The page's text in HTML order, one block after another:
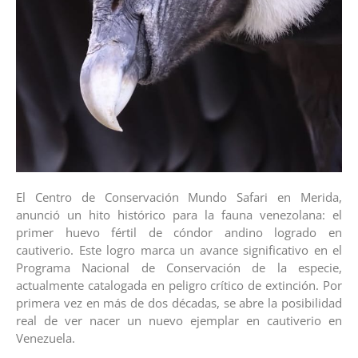
El Centro de Conservación Mundo Safari en Merida,
anunció un hito histórico para la fauna venezolana: el
primer huevo fértil de cóndor andino logrado en
cautiverio. Este logro marca un avance significativo en el
Programa Nacional de Conservación de la especie,
actualmente catalogada en peligro crítico de extinción. Por
primera vez en más de dos décadas, se abre la posibilidad
real de ver nacer un nuevo ejemplar en cautiverio en
Venezuela.